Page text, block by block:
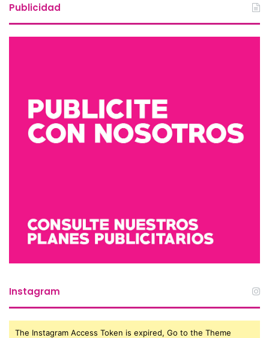
Publicidad
Instagram
The Instagram Access Token is expired, Go to the Theme